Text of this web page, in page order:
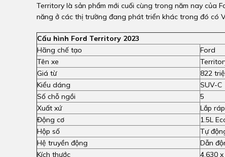
Territory là sản phẩm mới cuối cùng trong năm nay của
năng ở các thị trường đang phát triển khác trong đó có
Cấu hình Ford Territory 2023
Hãng chế tạo
Ford
Tên xe
Giá từ
822
Kiểu dáng
SUV-C
Số chỗ ngồi
5
Xuất xứ
Lắp
Động cơ
1.5L
Hộp số
Tự
Hệ truyền động
Dẫn
Kích thước
4.630